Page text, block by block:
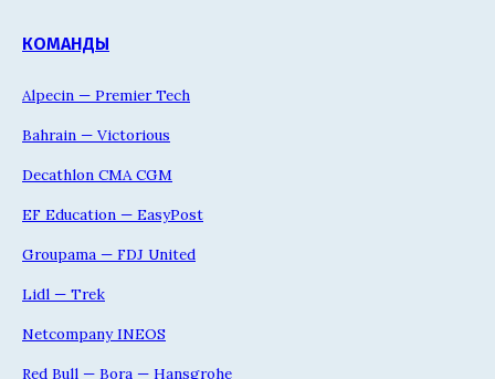
КОМАНДЫ
Alpecin — Premier Tech
Bahrain — Victorious
Decathlon CMA CGM
EF Education — EasyPost
Groupama — FDJ United
Lidl — Trek
Netcompany INEOS
Red Bull — Bora — Hansgrohe